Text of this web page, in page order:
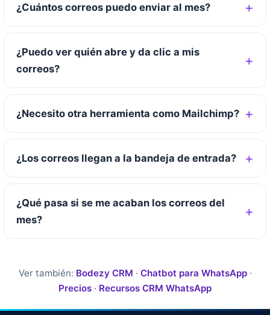
¿Cuántos correos puedo enviar al mes?
¿Puedo ver quién abre y da clic a mis
correos?
¿Necesito otra herramienta como Mailchimp?
¿Los correos llegan a la bandeja de entrada?
¿Qué pasa si se me acaban los correos del
mes?
Ver también: Bodezy CRM · Chatbot para WhatsApp·
Precios · Recursos CRM WhatsApp